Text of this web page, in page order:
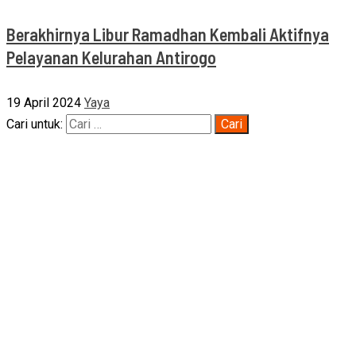
Berakhirnya Libur Ramadhan Kembali Aktifnya
Pelayanan Kelurahan Antirogo
19 April 2024 Yaya
Cari untuk: